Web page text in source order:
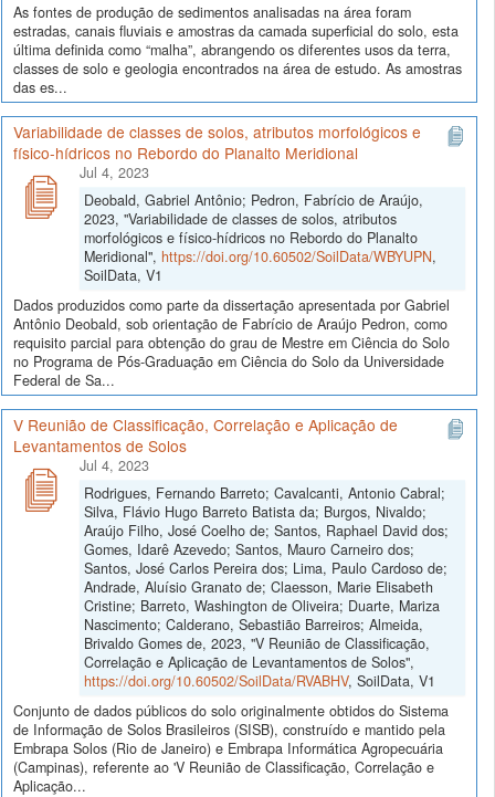
As fontes de produção de sedimentos analisadas na área foram
estradas, canais fluviais e amostras da camada superficial do solo, esta
última definida como “malha”, abrangendo os diferentes usos da terra,
classes de solo e geologia encontrados na área de estudo. As amostras
das es...
Variabilidade de classes de solos, atributos morfológicos e
físico-hídricos no Rebordo do Planalto Meridional
Jul 4, 2023
Deobald, Gabriel Antônio; Pedron, Fabrício de Araújo,
2023, "Variabilidade de classes de solos, atributos
morfológicos e físico-hídricos no Rebordo do Planalto
Meridional", https://doi.org/10.60502/SoilData/WBYUPN,
SoilData, V1
Dados produzidos como parte da dissertação apresentada por Gabriel
Antônio Deobald, sob orientação de Fabrício de Araújo Pedron, como
requisito parcial para obtenção do grau de Mestre em Ciência do Solo
no Programa de Pós-Graduação em Ciência do Solo da Universidade
Federal de Sa...
V Reunião de Classificação, Correlação e Aplicação de
Levantamentos de Solos
Jul 4, 2023
Rodrigues, Fernando Barreto; Cavalcanti, Antonio Cabral;
Silva, Flávio Hugo Barreto Batista da; Burgos, Nivaldo;
Araújo Filho, José Coelho de; Santos, Raphael David dos;
Gomes, Idarê Azevedo; Santos, Mauro Carneiro dos;
Santos, José Carlos Pereira dos; Lima, Paulo Cardoso de;
Andrade, Aluísio Granato de; Claesson, Marie Elisabeth
Cristine; Barreto, Washington de Oliveira; Duarte, Mariza
Nascimento; Calderano, Sebastião Barreiros; Almeida,
Brivaldo Gomes de, 2023, "V Reunião de Classificação,
Correlação e Aplicação de Levantamentos de Solos",
https://doi.org/10.60502/SoilData/RVABHV, SoilData, V1
Conjunto de dados públicos do solo originalmente obtidos do Sistema
de Informação de Solos Brasileiros (SISB), construído e mantido pela
Embrapa Solos (Rio de Janeiro) e Embrapa Informática Agropecuária
(Campinas), referente ao 'V Reunião de Classificação, Correlação e
Aplicação...